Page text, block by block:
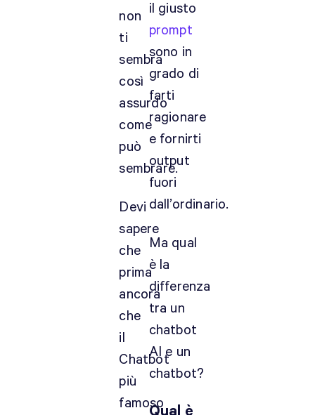
non
ti
sembra
così
assurdo
come
può
sembrare.
Devi
sapere
che
prima
ancora
che
il
Chatbot
più
famoso
il giusto
prompt
sono in
grado di
farti
ragionare
e fornirti
output
fuori
dall’ordinario.
Ma qual
è la
differenza
tra un
chatbot
AI e un
chatbot?
Qual è